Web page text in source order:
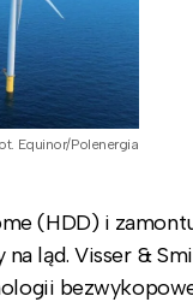
Equinor/Polenergia
(HDD) i
ląd. Visser &